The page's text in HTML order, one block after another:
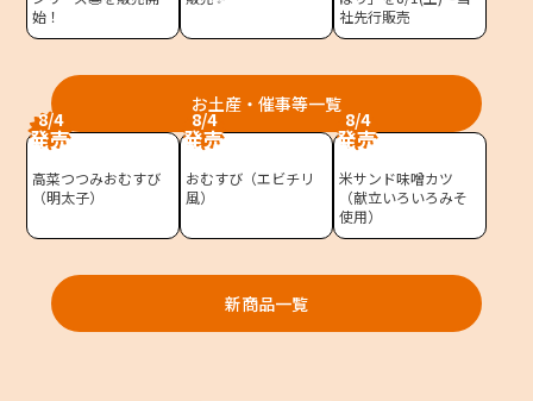
東海新幹線の駅店舗で駅弁が受取れる駅弁予約サイトです。
JR東海MARKET
始！
社先行販売
お土産・催事等一覧
8/4
発売
高菜つつみおむすび
（明太子）
8/4
発売
おむすび（エビチリ
風）
8/4
発売
米サンド味噌カツ
（献立いろいろみそ
使用）
新商品一覧